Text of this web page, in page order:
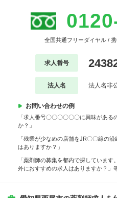
全国共通フリーダイヤル /
求人番号
法人名 法人名非
お問い合わせの例
「求人番号〇〇〇〇〇〇に興味があ
か？」
「残業が少なめの店舗をJR〇〇線の
はありますか？」
「薬剤師の募集を都内で探していま
外におすすめの求人はありますか？」